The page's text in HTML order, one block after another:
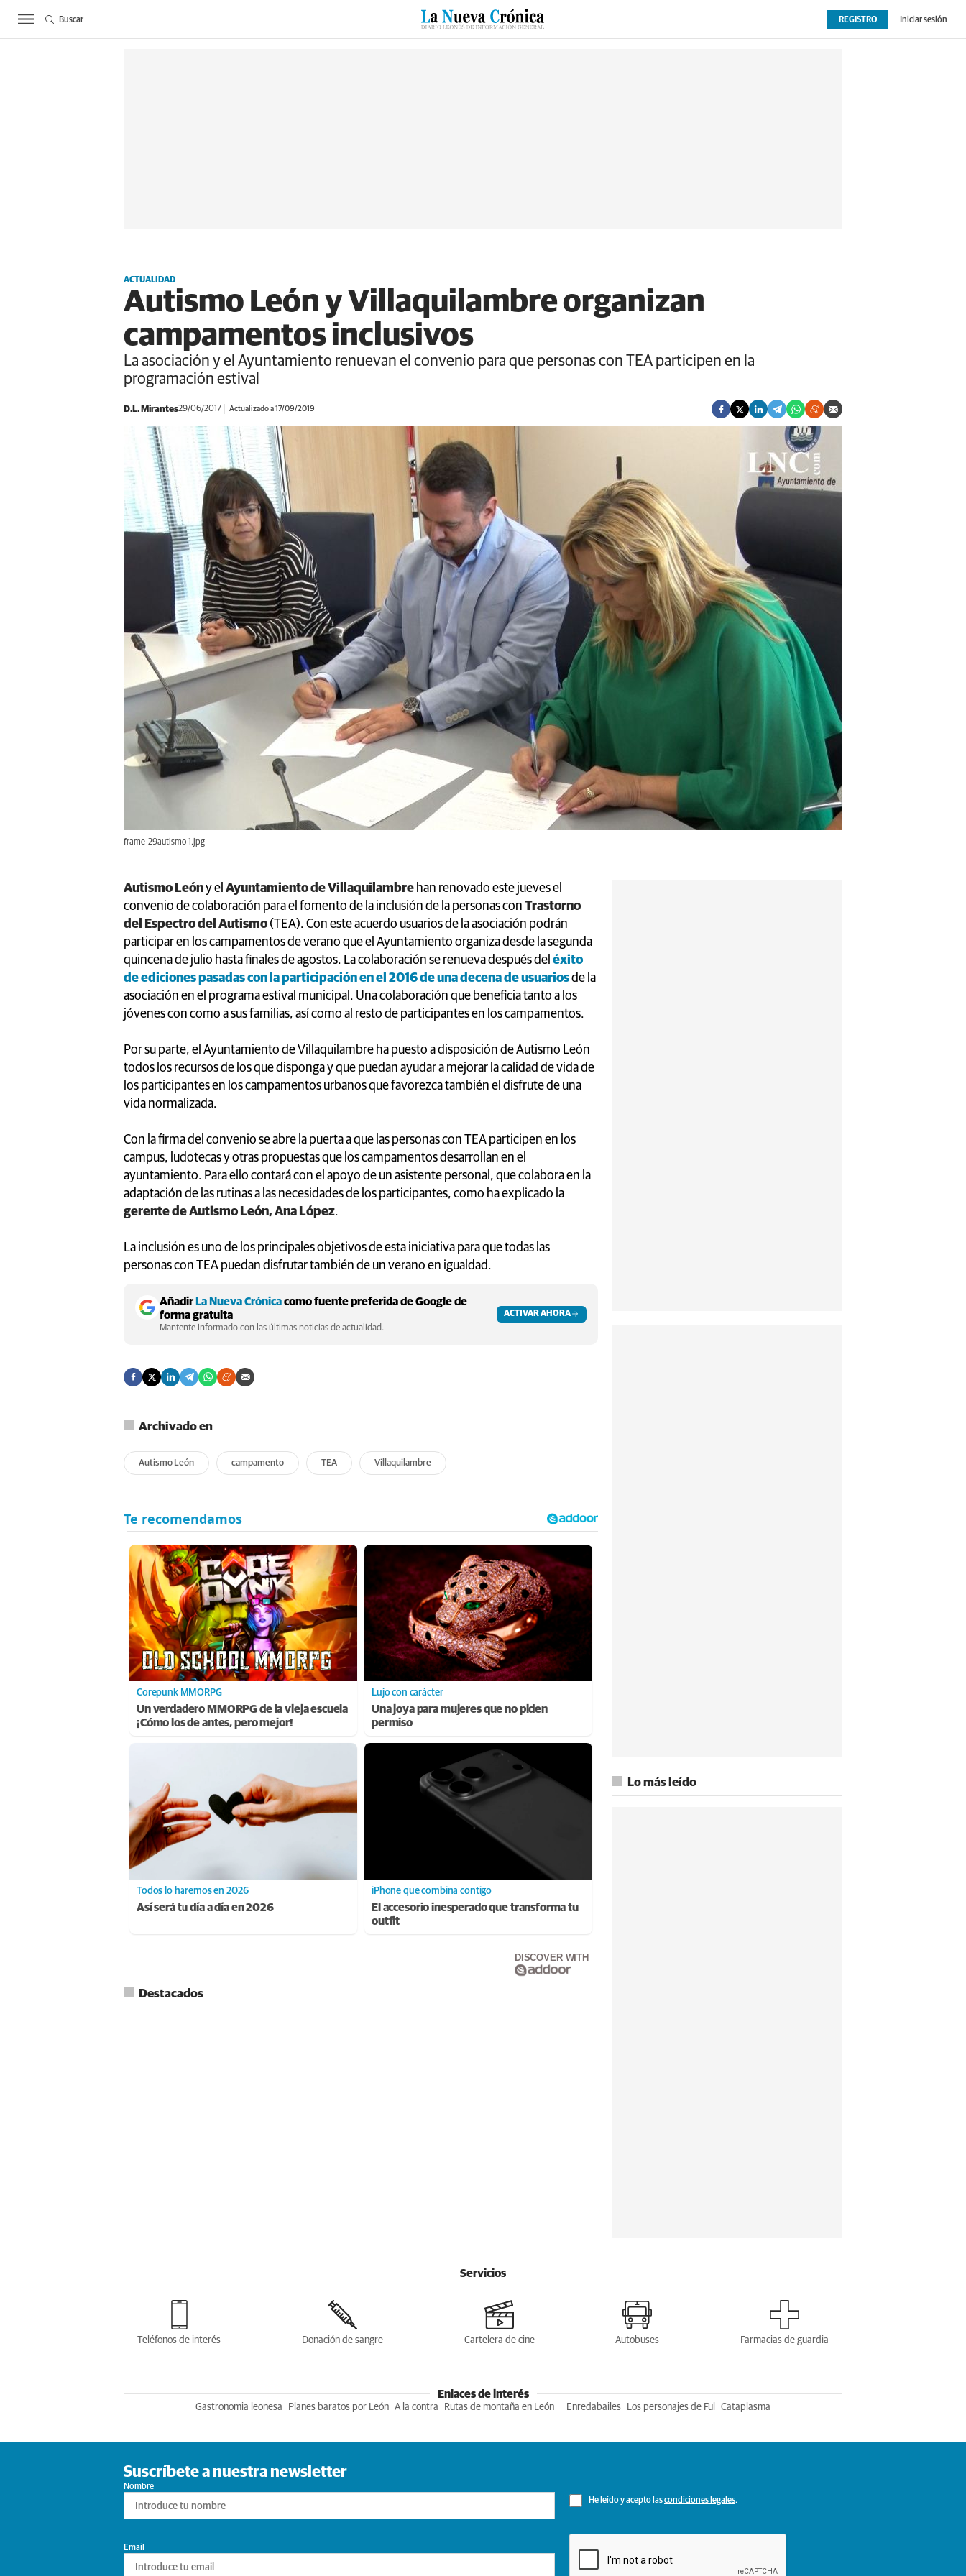
ACTUALIDAD BIERZO SUCESOS CULTURAS ESPECIALES DEPORTES OPINIÓN EXTRAS
REGISTRO Iniciar sesión
Buscar
ACTUALIDAD
Autismo León y Villaquilambre organizan
campamentos inclusivos
La asociación y el Ayuntamiento renuevan el convenio para que personas con TEA participen en la
programación estival
D.L. Mirantes29/06/2017 Actualizado a 17/09/2019
frame-29autismo-1.jpg
Autismo Leóny el Ayuntamiento de Villaquilambre han renovado este jueves el
convenio de colaboración para el fomento de la inclusión de la personas con Trastorno
del Espectro del Autismo (TEA). Con este acuerdo usuarios de la asociación podrán
participar en los campamentos de verano que el Ayuntamiento organiza desde la segunda
quincena de julio hasta finales de agostos. La colaboración se renueva después del éxito
de ediciones pasadas con la participación en el 2016 de una decena de usuariosde la
asociación en el programa estival municipal. Una colaboración que beneficia tanto a los
jóvenes con como a sus familias, así como al resto de participantes en los campamentos.
Por su parte, el Ayuntamiento de Villaquilambre ha puesto a disposición de Autismo León
todos los recursos de los que disponga y que puedan ayudar a mejorar la calidad de vida de
los participantes en los campamentos urbanos que favorezca también el disfrute de una
vida normalizada.
Con la firma del convenio se abre la puerta a que las personas con TEA participen en los
campus, ludotecas y otras propuestas que los campamentos desarrollan en el
ayuntamiento. Para ello contará con el apoyo de un asistente personal, que colabora en la
adaptación de las rutinas a las necesidades de los participantes, como ha explicado la
gerente de Autismo León, Ana López.
La inclusión es uno de los principales objetivos de esta iniciativa para que todas las
personas con TEA puedan disfrutar también de un verano en igualdad.
AñadirLa Nueva Crónicacomo fuente preferida de Google de
forma gratuita
Mantente informado con las últimas noticias de actualidad.
ACTIVAR AHORA
Archivado en
Autismo León campamento TEA Villaquilambre
Corepunk MMORPG
Un verdadero MMORPG de la vieja escuela
¡Cómo los de antes, pero mejor!
Lujo con carácter
Una joya para mujeres que no piden
permiso
Todos lo haremos en 2026
Así será tu día a día en 2026
iPhone que combina contigo
El accesorio inesperado que transforma tu
outfit
DISCOVER WITH
Destacados
Lo más leído
Servicios
Teléfonos de interés Donación de sangre Cartelera de cine Autobuses Farmacias de guardia
Enlaces de interés
Gastronomia leonesa Planes baratos por León A la contra Rutas de montaña en León Enredabailes Los personajes de Ful Cataplasma
Suscríbete a nuestra newsletter
Nombre
He leído y acepto lascondiciones legales.
Email